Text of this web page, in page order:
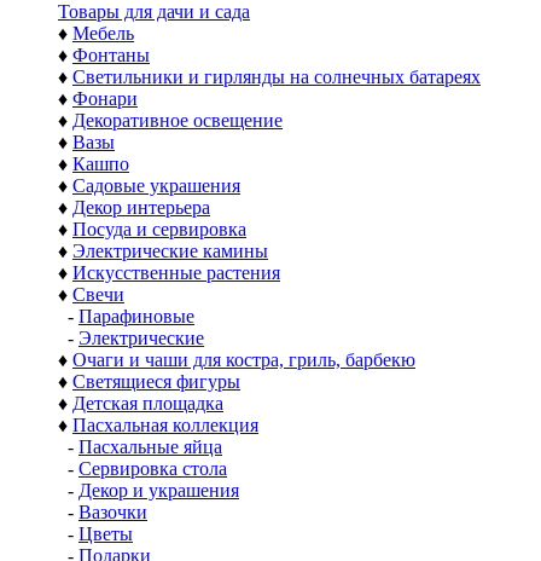
Товары для дачи и сада
♦ Мебель
♦ Фонтаны
♦ Светильники и гирлянды на солнечных батареях
♦ Фонари
♦ Декоративное освещение
♦ Вазы
♦ Кашпо
♦ Садовые украшения
♦ Декор интерьера
♦ Посуда и сервировка
♦ Электрические камины
♦ Искусственные растения
♦ Свечи
- Парафиновые
- Электрические
♦ Очаги и чаши для костра, гриль, барбекю
♦ Светящиеся фигуры
♦ Детская площадка
♦ Пасхальная коллекция
- Пасхальные яйца
- Сервировка стола
- Декор и украшения
- Вазочки
- Цветы
- Подарки